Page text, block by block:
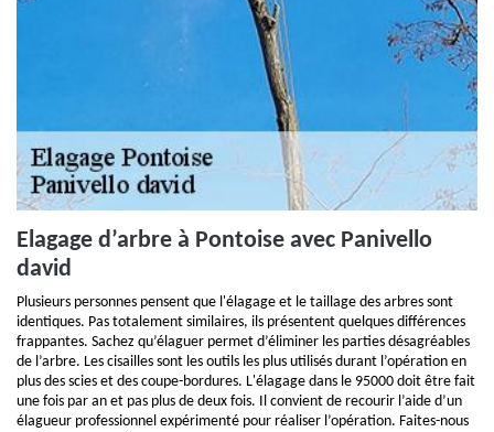
Elagage d’arbre à Pontoise avec Panivello
david
Plusieurs personnes pensent que l'élagage et le taillage des arbres sont
identiques. Pas totalement similaires, ils présentent quelques différences
frappantes. Sachez qu’élaguer permet d’éliminer les parties désagréables
de l’arbre. Les cisailles sont les outils les plus utilisés durant l’opération en
plus des scies et des coupe-bordures. L'élagage dans le 95000 doit être fait
une fois par an et pas plus de deux fois. Il convient de recourir l’aide d’un
élagueur professionnel expérimenté pour réaliser l’opération. Faites-nous